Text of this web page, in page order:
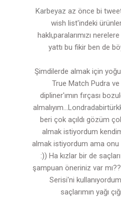
Karbeyaz az önce bi
wish list'indeki
haklı,paralarımızı
yattı bu fikir ben de
Şimdilerde almak için
True Match Pudra
dipliner'ımın fırçası
almalıyım...
beri çok açıldı gözüm
almak istiyordum
almak istiyordum ama onu
:)) Ha kızlar bir de
şampuan öneriniz var
Serisi'ni
saçlarımın yağı